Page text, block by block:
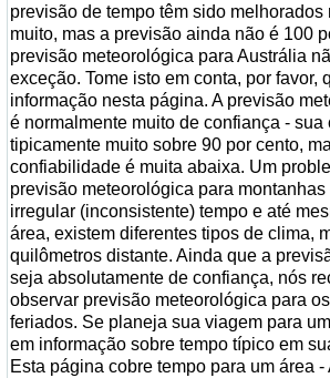
previsão de tempo têm sido melhorados
muito, mas a previsão ainda não é 100
previsão meteorológica para Austrália
exceção. Tome isto em conta, por favor,
informação nesta página. A previsão
é normalmente muito de confiança -
tipicamente muito sobre 90 por cento,
confiabilidade é muita abaixa. Um
previsão meteorológica para
irregular (inconsistente) tempo e até
área, existem diferentes tipos de clima,
quilômetros distante. Ainda que a
seja absolutamente de confiança, nós
observar previsão meteorológica para
feriados. Se planeja sua viagem para
em informação sobre tempo típico em
Esta página cobre tempo para um área